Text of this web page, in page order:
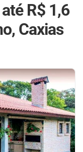
R$ 1,6
Caxias